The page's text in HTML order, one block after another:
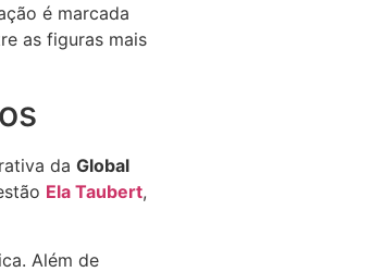
é marcada
as figuras mais
da Global
Ela Taubert,
Além de